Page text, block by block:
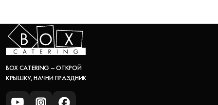
BOX CATERING – ОТКРОЙ
КРЫШКУ, НАЧНИ ПРАЗДНИК